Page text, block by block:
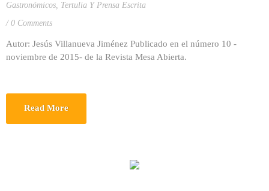
Gastronómicos, Tertulia Y Prensa Escrita
0 Comments
Autor: Jesús Villanueva Jiménez Publicado en el número 10 -
noviembre de 2015- de la Revista Mesa Abierta.
Read More